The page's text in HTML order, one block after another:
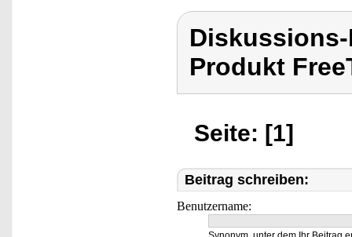
Produkt
Seite: [1]
Beitrag schreiben:
Benutzername: